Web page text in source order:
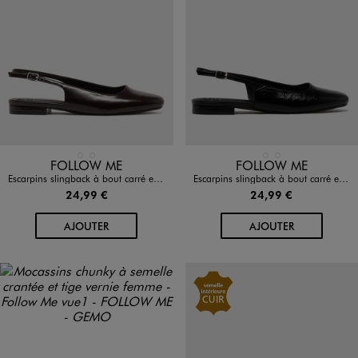
Disponible en 2 coloris
FOLLOW ME
Escarpins slingback à bout carré et talon plat femme - Follow Me
24,99 €
AJOUTERAU PANIER
Disponible en 2 coloris
FOLLOW ME
Escarpins slingback à bout carré et talon plat femme - Follow Me
24,99 €
AJOUTERAU PANIER